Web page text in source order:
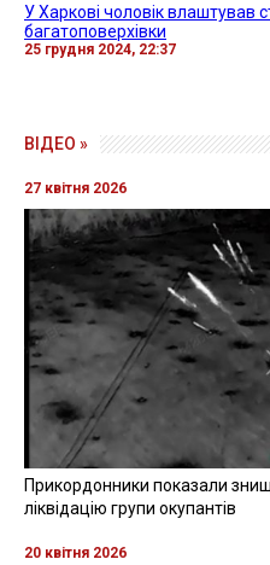
У Харкові чоловік влаштував
багатоповерхівки
25 грудня 2024, 22:37
ВІДЕО »
27 квітня 2026
Прикордонники показали
ліквідацію групи окупантів
20 квітня 2026